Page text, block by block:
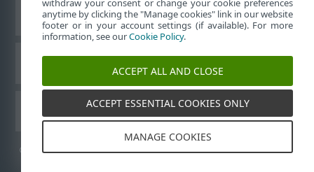
Piirkondlik tugi
Muud ESET-i tooted
© 1992-2026ESET, spol. s r.o. – kõik õigused on kaitstud.
withdraw your consent or change your cookie preferences
anytime by clicking the "Manage cookies" link in our website
footer or in your account settings (if available). For more
information, see ourCookie Policy.
ACCEPT ALL AND CLOSE
ACCEPT ESSENTIAL COOKIES ONLY
MANAGE COOKIES